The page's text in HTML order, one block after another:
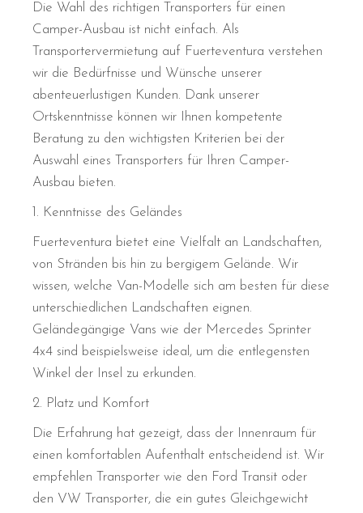
Die Wahl des richtigen Transporters für einen
Camper-Ausbau ist nicht einfach. Als
Transportervermietung auf Fuerteventura verstehen
wir die Bedürfnisse und Wünsche unserer
abenteuerlustigen Kunden. Dank unserer
Ortskenntnisse können wir Ihnen kompetente
Beratung zu den wichtigsten Kriterien bei der
Auswahl eines Transporters für Ihren Camper-
Ausbau bieten.
1. Kenntnisse des Geländes
Fuerteventura bietet eine Vielfalt an Landschaften,
von Stränden bis hin zu bergigem Gelände. Wir
wissen, welche Van-Modelle sich am besten für diese
unterschiedlichen Landschaften eignen.
Geländegängige Vans wie der Mercedes Sprinter
4x4 sind beispielsweise ideal, um die entlegensten
Winkel der Insel zu erkunden.
2. Platz und Komfort
Die Erfahrung hat gezeigt, dass der Innenraum für
einen komfortablen Aufenthalt entscheidend ist. Wir
empfehlen Transporter wie den Ford Transit oder
den VW Transporter, die ein gutes Gleichgewicht